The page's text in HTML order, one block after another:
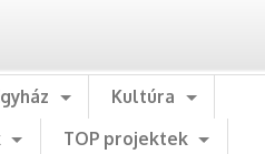
Kultúra
TOP projektek